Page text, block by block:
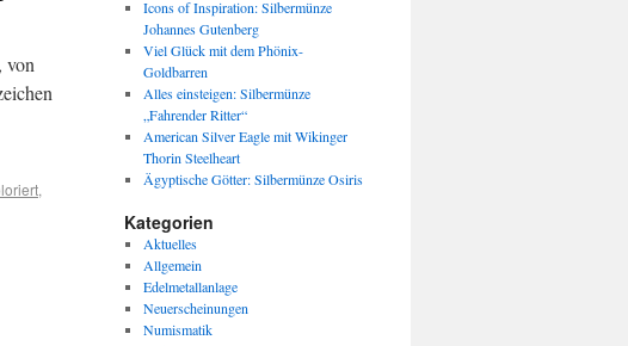
von
,
Icons of Inspiration: Silbermünze
Johannes Gutenberg
Viel Glück mit dem Phönix-
Goldbarren
Alles einsteigen: Silbermünze
„Fahrender Ritter“
American Silver Eagle mit Wikinger
Thorin Steelheart
Ägyptische Götter: Silbermünze Osiris
Kategorien
Aktuelles
Allgemein
Edelmetallanlage
Neuerscheinungen
Numismatik